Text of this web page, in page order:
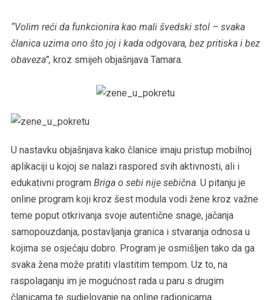
“Volim reći da funkcionira kao mali švedski stol – svaka
članica uzima ono što joj i kada odgovara, bez pritiska i bez
obaveza”, kroz smijeh objašnjava Tamara.
U nastavku objašnjava kako članice imaju pristup mobilnoj
aplikaciji u kojoj se nalazi raspored svih aktivnosti, ali i
edukativni program Briga o sebi nije sebična. U pitanju je
online program koji kroz šest modula vodi žene kroz važne
teme poput otkrivanja svoje autentične snage, jačanja
samopouzdanja, postavljanja granica i stvaranja odnosa u
kojima se osjećaju dobro. Program je osmišljen tako da ga
svaka žena može pratiti vlastitim tempom. Uz to, na
raspolaganju im je mogućnost rada u paru s drugim
članicama te sudjelovanje na online radionicama.